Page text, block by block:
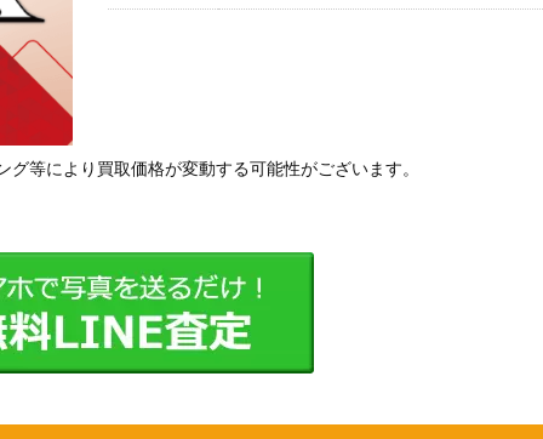
等により買取価格が変動する可能性がございます。